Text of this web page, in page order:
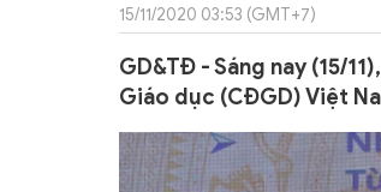
15/11/2020 03:53 (GMT+7)
GD&TĐ - Sáng nay (15/
Giáo dục (CĐGD) Việt